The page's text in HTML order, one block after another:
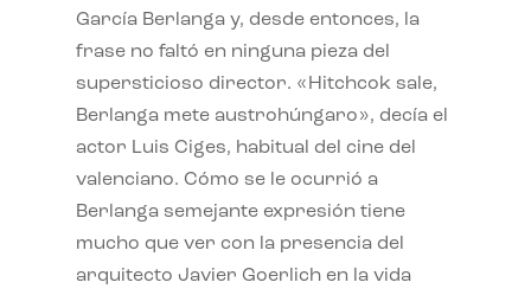
García Berlanga y, desde entonces, la
frase no faltó en ninguna pieza del
supersticioso director. «Hitchcok sale,
Berlanga mete austrohúngaro», decía el
actor Luis Ciges, habitual del cine del
valenciano. Cómo se le ocurrió a
Berlanga semejante expresión tiene
mucho que ver con la presencia del
arquitecto Javier Goerlich en la vida